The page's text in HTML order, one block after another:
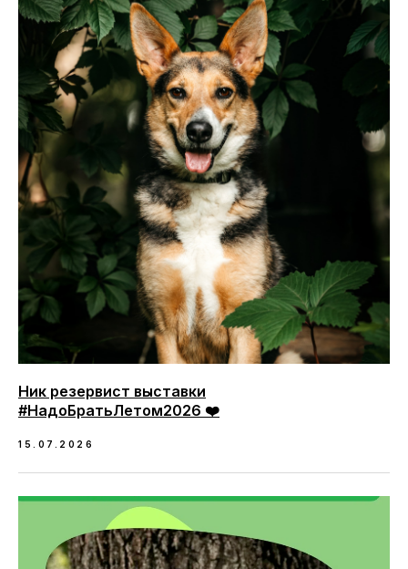
Ник резервист выставки
#НадоБратьЛетом2026 ❤️
15.07.2026